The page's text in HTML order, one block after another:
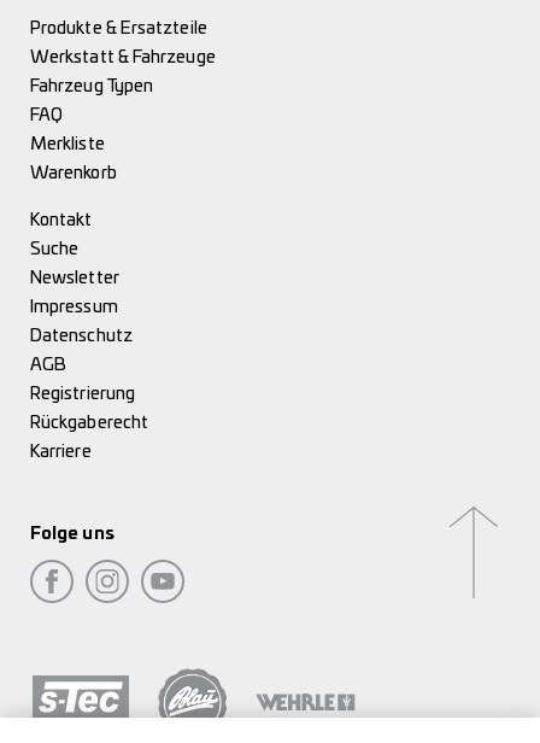
Produkte & Ersatzteile
Werkstatt & Fahrzeuge
Fahrzeug Typen
FAQ
Merkliste
Warenkorb
Kontakt
Suche
Newsletter
Impressum
Datenschutz
AGB
Registrierung
Rückgaberecht
Karriere
Folge uns